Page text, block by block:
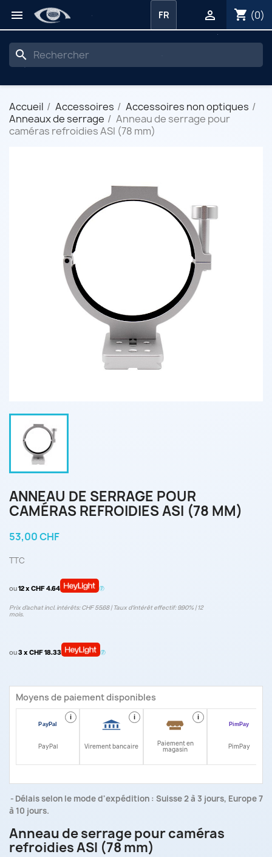
 shopping_cart (0)

FR
search
Accueil Accessoires
Accessoires non optiques
Anneaux de serrage
Anneau de serrage pour
caméras refroidies ASI (78 mm)
ANNEAU DE SERRAGE POUR
CAMÉRAS REFROIDIES ASI (78 MM)
53,00 CHF
TTC
ou12 x CHF 4.64
Prix d’achat incl. intérêts: CHF 55.68 | Taux d‘intérêt effectif: 9.90% | 12
mois.
ou3 x CHF 18.33
Moyens de paiement disponibles
i
PayPal
i
Virement bancaire
i
Paiement en
magasin PimPay
Délais selon le mode d'expédition : Suisse 2 à 3 jours, Europe 7
à 10 jours.
Anneau de serrage pour caméras
refroidies ASI (78 mm)